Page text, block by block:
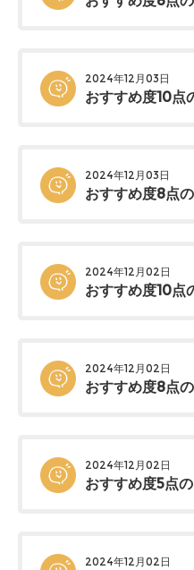
2024年12月03日
おすすめ度10点
2024年12月03日
おすすめ度8点
2024年12月02日
おすすめ度10点
2024年12月02日
おすすめ度8点
2024年12月02日
おすすめ度5点
2024年12月02日